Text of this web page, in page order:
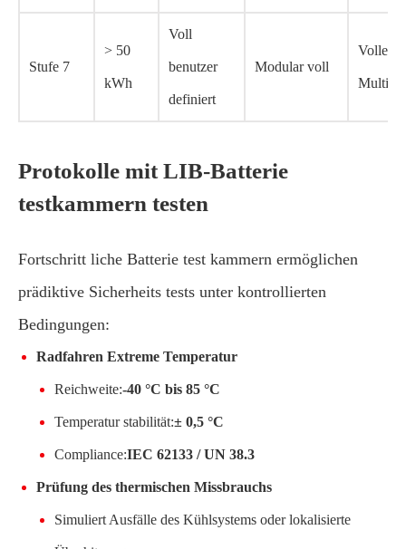
Stufe 7
> 50
kWh
Voll
benutzer
definiert
Modular voll
Volles
Multi-
Protokolle mit LIB-Batterie
testkammern testen
Fortschritt liche Batterie test kammern ermöglichen
prädiktive Sicherheits tests unter kontrollierten
Bedingungen:
Radfahren Extreme Temperatur
Reichweite:-40 °C bis 85 °C
Temperatur stabilität:± 0,5 °C
Compliance:IEC 62133 / UN 38.3
Prüfung des thermischen Missbrauchs
Simuliert Ausfälle des Kühlsystems oder lokalisierte